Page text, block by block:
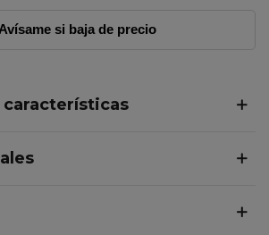
si baja de precio